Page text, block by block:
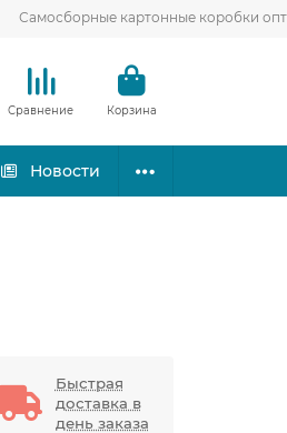
Самосборные картонные коробки
Сравнение Корзина
Новости
Быстрая
доставка в
день заказа